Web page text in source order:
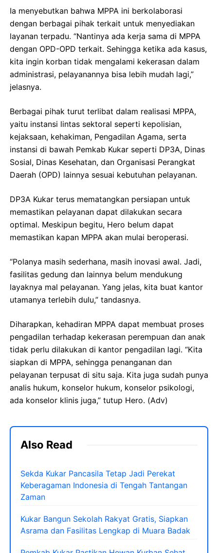
Ia menyebutkan bahwa MPPA ini berkolaborasi
dengan berbagai pihak terkait untuk menyediakan
layanan terpadu. “Nantinya ada kerja sama di MPPA
dengan OPD-OPD terkait. Sehingga ketika ada kasus,
kita ingin korban tidak mengalami kekerasan dalam
administrasi, pelayanannya bisa lebih mudah lagi,”
jelasnya.
Berbagai pihak turut terlibat dalam realisasi MPPA,
yaitu instansi lintas sektoral seperti kepolisian,
kejaksaan, kehakiman, Pengadilan Agama, serta
instansi di bawah Pemkab Kukar seperti DP3A, Dinas
Sosial, Dinas Kesehatan, dan Organisasi Perangkat
Daerah (OPD) lainnya sesuai kebutuhan pelayanan.
DP3A Kukar terus mematangkan persiapan untuk
memastikan pelayanan dapat dilakukan secara
optimal. Meskipun begitu, Hero belum dapat
memastikan kapan MPPA akan mulai beroperasi.
“Polanya masih sederhana, masih inovasi awal. Jadi,
fasilitas gedung dan lainnya belum mendukung
layaknya mal pelayanan. Yang jelas, kita buat kantor
utamanya terlebih dulu,” tandasnya.
Diharapkan, kehadiran MPPA dapat membuat proses
pengadilan terhadap kekerasan perempuan dan anak
tidak perlu dilakukan di kantor pengadilan lagi. “Kita
siapkan di MPPA, sehingga penanganan dan
pelayanan terpusat di situ saja. Kita juga sudah punya
analis hukum, konselor hukum, konselor psikologi,
ada konselor klinis juga,” tutup Hero. (Adv)
Also Read
Sekda Kukar Pancasila Tetap Jadi Perekat
Keberagaman Indonesia di Tengah Tantangan
Zaman
Kukar Bangun Sekolah Rakyat Gratis, Siapkan
Asrama dan Fasilitas Lengkap di Muara Badak